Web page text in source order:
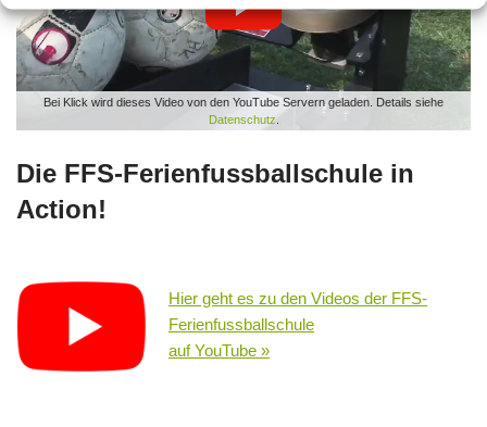
Bei Klick wird dieses Video von den YouTube Servern geladen. Details siehe
Datenschutz
Die FFS-Ferienfussballschule in
Action!
Hier geht es zu den Videos der FFS-
Ferienfussballschule
auf YouTube »